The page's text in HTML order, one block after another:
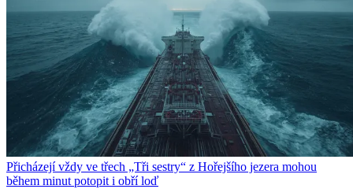
Přicházejí vždy ve třech „Tři sestry“ z Hořejšího jezera mohou
během minut potopit i obří loď